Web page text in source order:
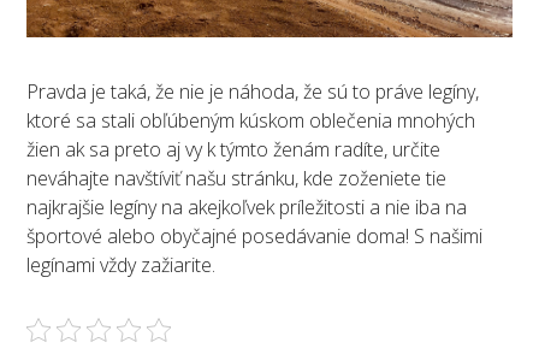
Pravda je taká, že nie je náhoda, že sú to práve legíny,
ktoré sa stali obľúbeným kúskom oblečenia mnohých
žien ak sa preto aj vy k týmto ženám radíte, určite
neváhajte navštíviť našu stránku, kde zoženiete tie
najkrajšie legíny na akejkoľvek príležitosti a nie iba na
športové alebo obyčajné posedávanie doma! S našimi
legínami vždy zažiarite.